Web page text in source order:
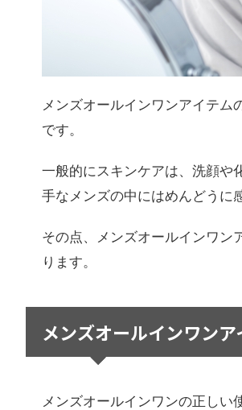
メンズオールインワンアイテム
です。
一般的にスキンケアは、洗顔や
手なメンズの中にはめんどうに
その点、メンズオールインワン
ります。
メンズオールインワン
メンズオールインワンの正しい